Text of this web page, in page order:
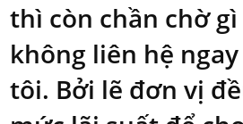
thì còn chần chờ
không liên hệ
tôi. Bởi lẽ đơn vị